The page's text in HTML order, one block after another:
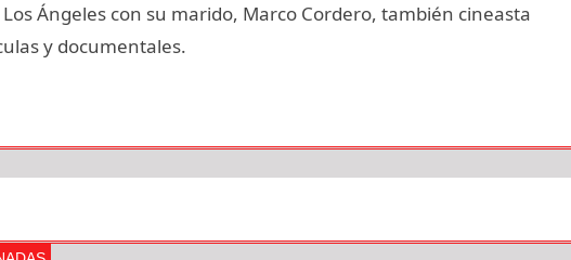
Ángeles con su marido, Marco Cordero, también cineasta
y documentales.